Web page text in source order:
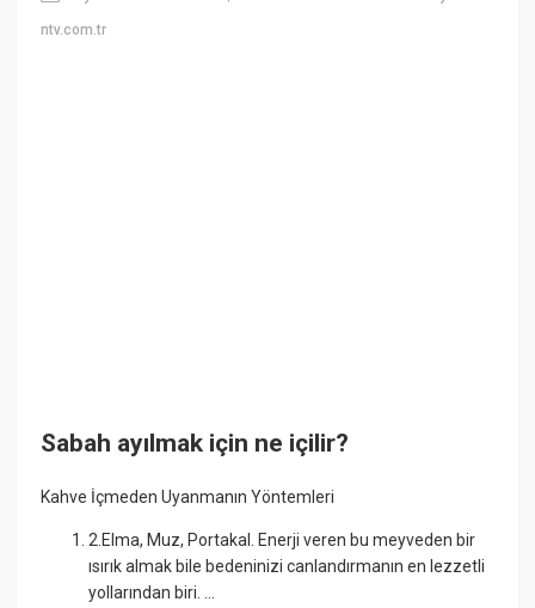
ntv.com.tr
Sabah ayılmak için ne içilir?
Kahve İçmeden Uyanmanın Yöntemleri
2.Elma, Muz, Portakal. Enerji veren bu meyveden bir
ısırık almak bile bedeninizi canlandırmanın en lezzetli
yollarından biri. ...